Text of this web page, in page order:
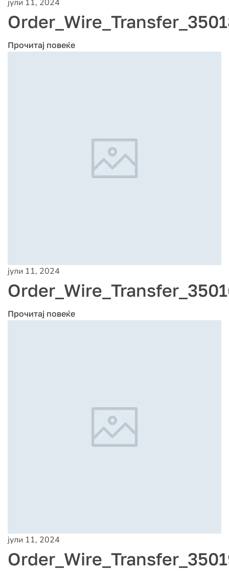
јули 11, 2024
Прочитај повеќе
јули 11, 2024
Прочитај повеќе
јули 11, 2024